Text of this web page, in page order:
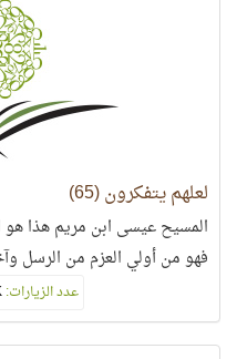
لعلهم يتفكرون (65)
المسيح عيسى ابن مريم هذا هو
فهو من أولي العزم من الرسل
عدد الزيارات: